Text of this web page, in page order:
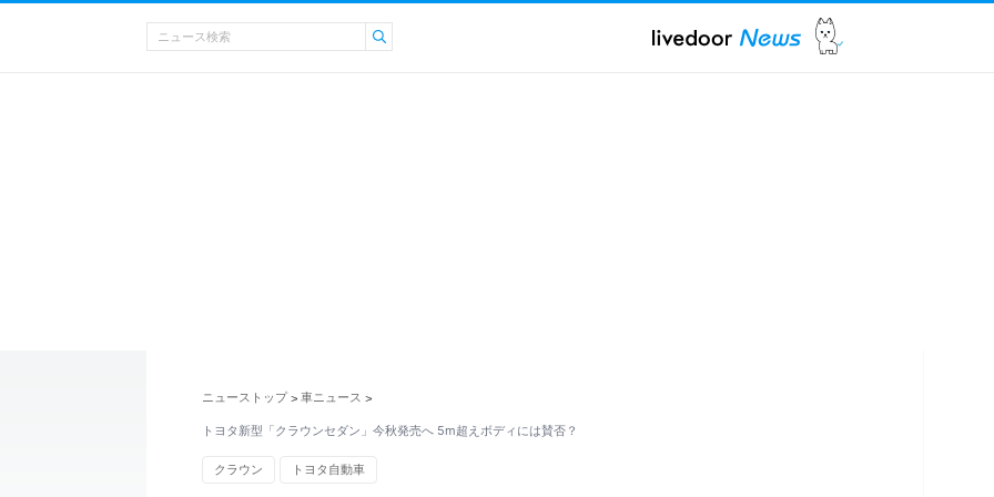
ニューストップ > 車ニュース >
トヨタ新型「クラウンセダン」今秋発売へ 5m超えボディには賛否？
クラウン トヨタ自動車